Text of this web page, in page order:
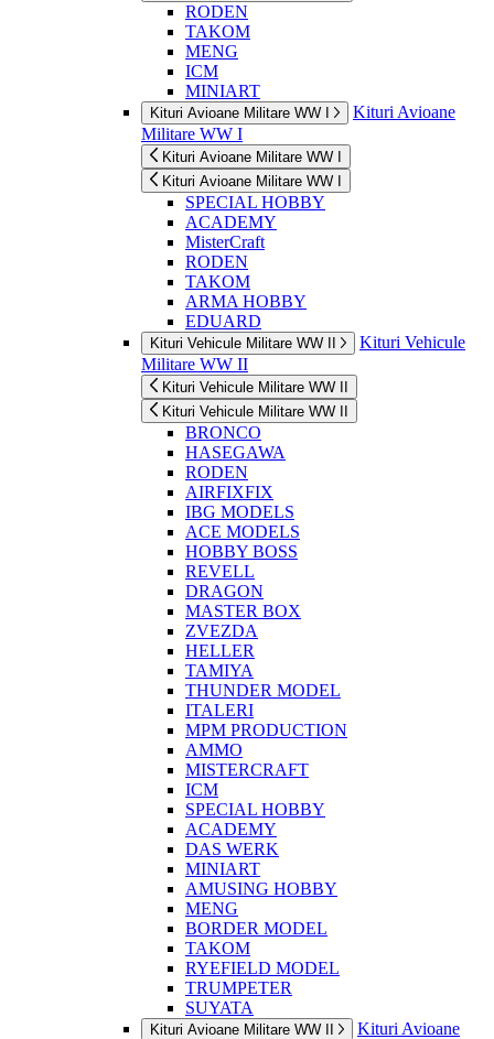
RODEN
TAKOM
MENG
ICM
MINIART
Kituri Avioane Militare WW I
Kituri Avioane
Militare WW I
Kituri Avioane Militare WW I
Kituri Avioane Militare WW I
SPECIAL HOBBY
ACADEMY
MisterCraft
RODEN
TAKOM
ARMA HOBBY
EDUARD
Kituri Vehicule Militare WW II
Kituri Vehicule
Militare WW II
Kituri Vehicule Militare WW II
Kituri Vehicule Militare WW II
BRONCO
HASEGAWA
RODEN
AIRFIXFIX
IBG MODELS
ACE MODELS
HOBBY BOSS
REVELL
DRAGON
MASTER BOX
ZVEZDA
HELLER
TAMIYA
THUNDER MODEL
ITALERI
MPM PRODUCTION
AMMO
MISTERCRAFT
ICM
SPECIAL HOBBY
ACADEMY
DAS WERK
MINIART
AMUSING HOBBY
MENG
BORDER MODEL
TAKOM
RYEFIELD MODEL
TRUMPETER
SUYATA
Kituri Avioane Militare WW II
Kituri Avioane